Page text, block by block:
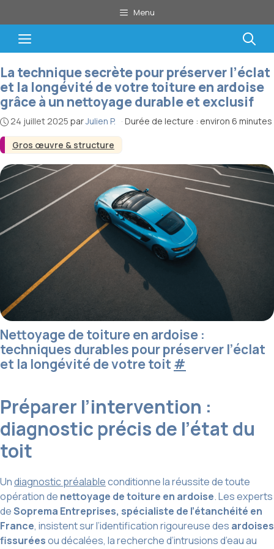
au
contenu
Menu
Menu
Gros œuvre & structure
La technique secrète pour préserver l’éclat
et la longévité de votre toiture en ardoise
grâce à un nettoyage durable et exclusif
24 juillet 2025 parJulien P. · Durée de lecture : environ 6 minutes
Nettoyage de toiture en ardoise :
techniques durables pour préserver l’éclat
et la longévité de votre toit #
Préparer l’intervention :
diagnostic précis de l’état du
toit
Undiagnostic préalableconditionne la réussite de toute
opération de nettoyage de toiture en ardoise. Les experts
deSoprema Entreprises, spécialiste de l’étanchéité en
France, insistent sur l’identification rigoureuse des ardoises
fissuréesou décalées, la recherche d’intrusions d’eau au